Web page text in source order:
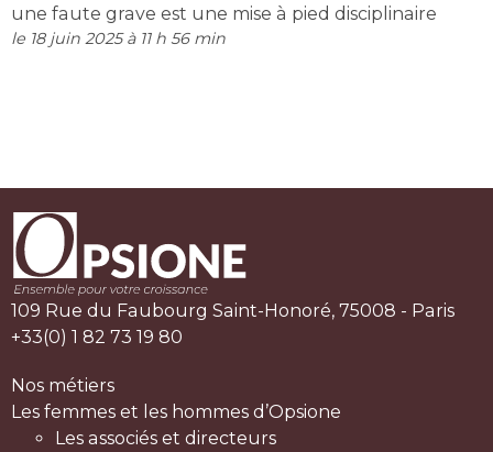
une faute grave est une mise à pied disciplinaire
le 18 juin 2025 à 11 h 56 min
109 Rue du Faubourg Saint-Honoré, 75008 - Paris
+33(0) 1 82 73 19 80
Nos métiers
Les femmes et les hommes d’Opsione
Les associés et directeurs